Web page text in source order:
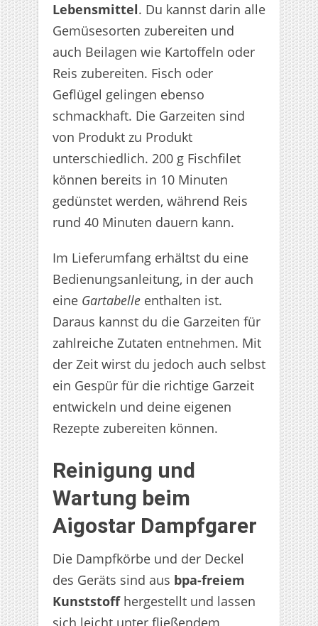
Lebensmittel. Du kannst darin alle
Gemüsesorten zubereiten und
auch Beilagen wie Kartoffeln oder
Reis zubereiten. Fisch oder
Geflügel gelingen ebenso
schmackhaft. Die Garzeiten sind
von Produkt zu Produkt
unterschiedlich. 200 g Fischfilet
können bereits in 10 Minuten
gedünstet werden, während Reis
rund 40 Minuten dauern kann.
Im Lieferumfang erhältst du eine
Bedienungsanleitung, in der auch
eine Gartabelle enthalten ist.
Daraus kannst du die Garzeiten für
zahlreiche Zutaten entnehmen. Mit
der Zeit wirst du jedoch auch selbst
ein Gespür für die richtige Garzeit
entwickeln und deine eigenen
Rezepte zubereiten können.
Reinigung und
Wartung beim
Aigostar Dampfgarer
Die Dampfkörbe und der Deckel
des Geräts sind aus bpa-freiem
Kunststoffhergestellt und lassen
sich leicht unter fließendem